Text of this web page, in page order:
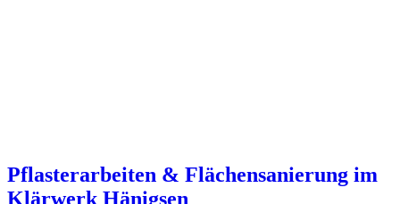
Pflasterarbeiten & Flächensanierung im
Klärwerk Hänigsen